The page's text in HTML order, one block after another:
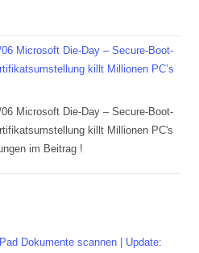
06 Microsoft Die-Day – Secure-Boot-
killt Millionen PC’s
06 Microsoft Die-Day – Secure-Boot-
killt Millionen PC's
im Beitrag !
Dokumente scannen | Update: